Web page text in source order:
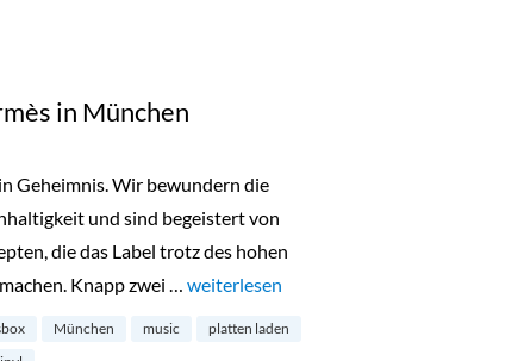
in München
Geheimnis. Wir bewundern die
und sind begeistert von
die das Label trotz des hohen
Knapp zwei … „Silk Mix Pop-Up von Hermès in
weiterlesen
München music
platten laden